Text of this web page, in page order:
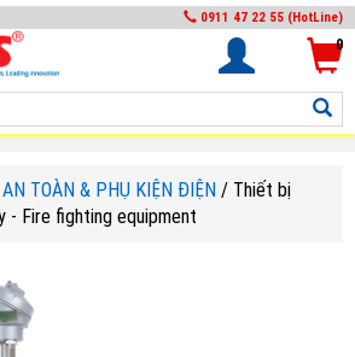
0911 47 22 55 (HotLine)
0
TOÀN & PHỤ KIỆN ĐIỆN / Thiết bị
- Fire fighting equipment